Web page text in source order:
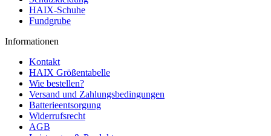
HAIX-Schuhe
Fundgrube
Informationen
Kontakt
HAIX Größentabelle
Wie bestellen?
Versand und Zahlungsbedingungen
Batterieentsorgung
Widerrufsrecht
AGB